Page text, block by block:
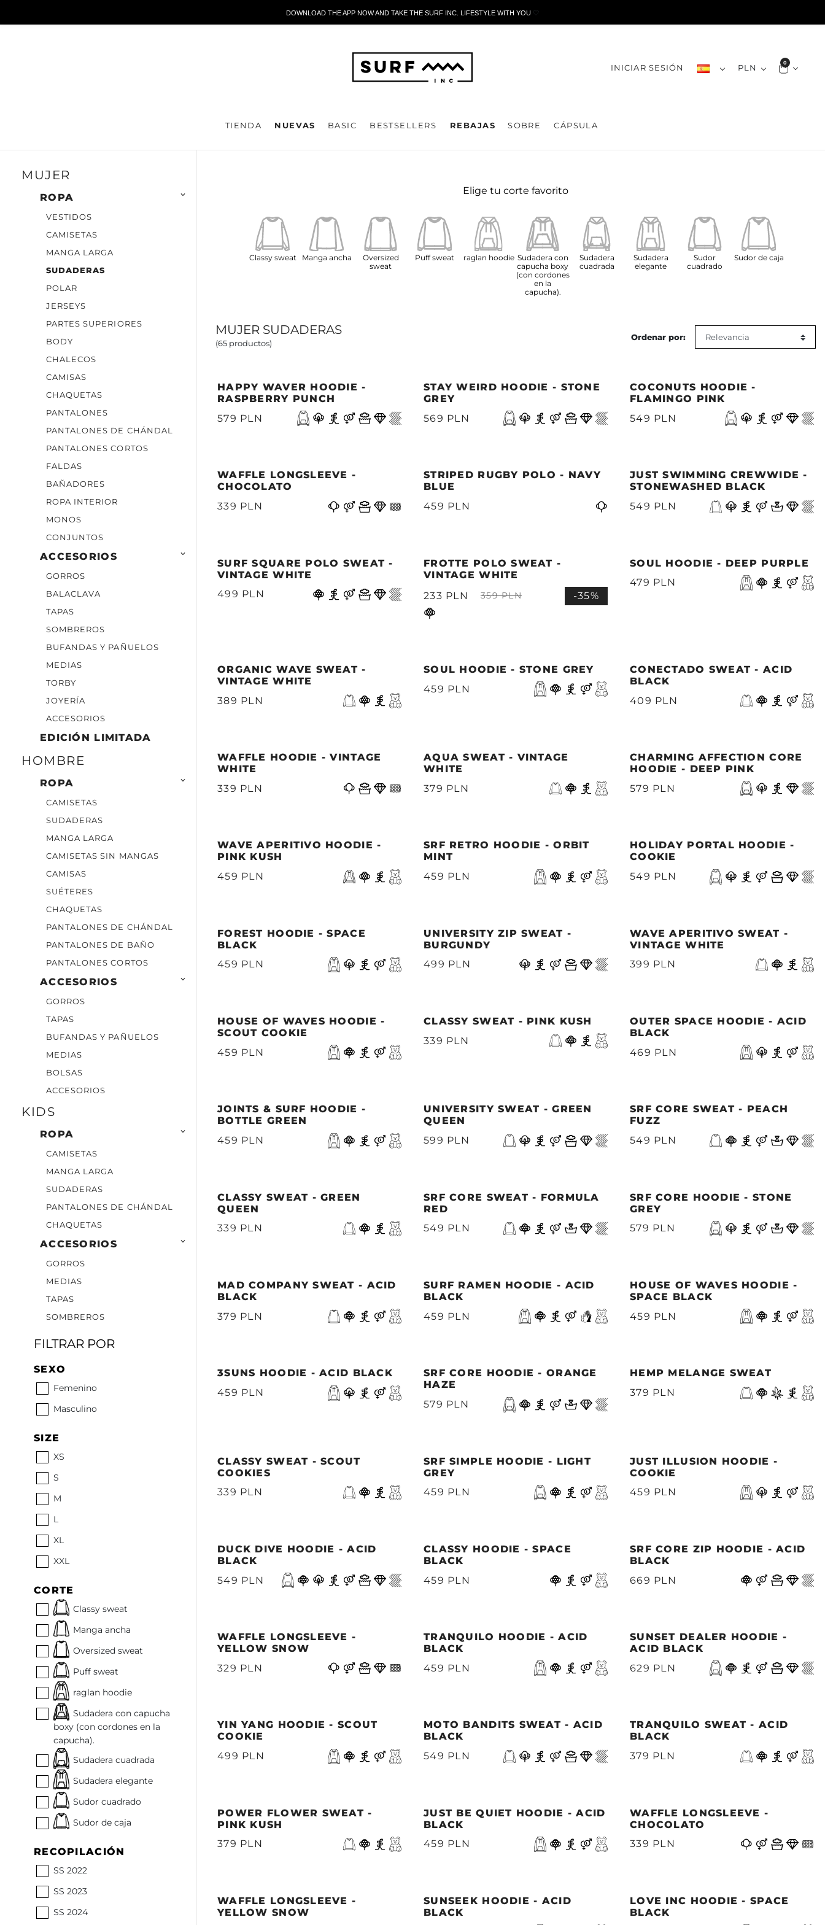
DOWNLOAD THE APP NOW AND TAKE THE SURF INC. LIFESTYLE WITH YOU🤍
INICIAR SESIÓN PLN 0
TIENDA NUEVAS BASIC BESTSELLERS REBAJAS SOBRE CÁPSULA
MUJER
ROPA 
VESTIDOS
CAMISETAS
MANGA LARGA
SUDADERAS
POLAR
JERSEYS
PARTES SUPERIORES
BODY
CHALECOS
CAMISAS
CHAQUETAS
PANTALONES
PANTALONES DE CHÁNDAL
PANTALONES CORTOS
FALDAS
BAÑADORES
ROPA INTERIOR
MONOS
CONJUNTOS
ACCESORIOS 
GORROS
BALACLAVA
TAPAS
SOMBREROS
BUFANDAS Y PAÑUELOS
MEDIAS
TORBY
JOYERÍA
ACCESORIOS
EDICIÓN LIMITADA
HOMBRE
ROPA 
CAMISETAS
SUDADERAS
MANGA LARGA
CAMISETAS SIN MANGAS
CAMISAS
SUÉTERES
CHAQUETAS
PANTALONES DE CHÁNDAL
PANTALONES DE BAÑO
PANTALONES CORTOS
ACCESORIOS 
GORROS
TAPAS
BUFANDAS Y PAÑUELOS
MEDIAS
BOLSAS
ACCESORIOS
KIDS
ROPA 
CAMISETAS
MANGA LARGA
SUDADERAS
PANTALONES DE CHÁNDAL
CHAQUETAS
ACCESORIOS 
GORROS
MEDIAS
TAPAS
SOMBREROS
FILTRAR POR
SEXO
Femenino
Masculino
SIZE
XS
S
M
L
XL
XXL
CORTE
Classy sweat
Manga ancha
Oversized sweat
Puff sweat
raglan hoodie
Sudadera con capucha
boxy (con cordones en la
capucha).
Sudadera cuadrada
Sudadera elegante
Sudor cuadrado
Sudor de caja
RECOPILACIÓN
SS 2022
SS 2023
SS 2024
Elige tu corte favorito
Classy sweat Manga ancha
Oversized
sweat
Puff sweat raglan hoodie Sudadera con
capucha boxy
(con cordones
en la
capucha).
Sudadera
cuadrada
Sudadera
elegante
Sudor
cuadrado
Sudor de caja
MUJER SUDADERAS
(65 productos)
Ordenar por:
HAPPY WAVER HOODIE -
RASPBERRY PUNCH
579 PLN
STAY WEIRD HOODIE - STONE
GREY
569 PLN
COCONUTS HOODIE -
FLAMINGO PINK
549 PLN
WAFFLE LONGSLEEVE -
CHOCOLATO
339 PLN
STRIPED RUGBY POLO - NAVY
BLUE
459 PLN
JUST SWIMMING CREWWIDE -
STONEWASHED BLACK
549 PLN
SURF SQUARE POLO SWEAT -
VINTAGE WHITE
499 PLN
FROTTE POLO SWEAT -
VINTAGE WHITE
233 PLN
359 PLN -35%
SOUL HOODIE - DEEP PURPLE
479 PLN
ORGANIC WAVE SWEAT -
VINTAGE WHITE
389 PLN
SOUL HOODIE - STONE GREY
459 PLN
CONECTADO SWEAT - ACID
BLACK
409 PLN
WAFFLE HOODIE - VINTAGE
WHITE
339 PLN
AQUA SWEAT - VINTAGE
WHITE
379 PLN
CHARMING AFFECTION CORE
HOODIE - DEEP PINK
579 PLN
WAVE APERITIVO HOODIE -
PINK KUSH
459 PLN
SRF RETRO HOODIE - ORBIT
MINT
459 PLN
HOLIDAY PORTAL HOODIE -
COOKIE
549 PLN
FOREST HOODIE - SPACE
BLACK
459 PLN
UNIVERSITY ZIP SWEAT -
BURGUNDY
499 PLN
WAVE APERITIVO SWEAT -
VINTAGE WHITE
399 PLN
HOUSE OF WAVES HOODIE -
SCOUT COOKIE
459 PLN
CLASSY SWEAT - PINK KUSH
339 PLN
OUTER SPACE HOODIE - ACID
BLACK
469 PLN
JOINTS & SURF HOODIE -
BOTTLE GREEN
459 PLN
UNIVERSITY SWEAT - GREEN
QUEEN
599 PLN
SRF CORE SWEAT - PEACH
FUZZ
549 PLN
CLASSY SWEAT - GREEN
QUEEN
339 PLN
SRF CORE SWEAT - FORMULA
RED
549 PLN
SRF CORE HOODIE - STONE
GREY
579 PLN
MAD COMPANY SWEAT - ACID
BLACK
379 PLN
SURF RAMEN HOODIE - ACID
BLACK
459 PLN
HOUSE OF WAVES HOODIE -
SPACE BLACK
459 PLN
3SUNS HOODIE - ACID BLACK
459 PLN
SRF CORE HOODIE - ORANGE
HAZE
579 PLN
HEMP MELANGE SWEAT
379 PLN
CLASSY SWEAT - SCOUT
COOKIES
339 PLN
SRF SIMPLE HOODIE - LIGHT
GREY
459 PLN
JUST ILLUSION HOODIE -
COOKIE
459 PLN
DUCK DIVE HOODIE - ACID
BLACK
549 PLN
CLASSY HOODIE - SPACE
BLACK
459 PLN
SRF CORE ZIP HOODIE - ACID
BLACK
669 PLN
WAFFLE LONGSLEEVE -
YELLOW SNOW
329 PLN
TRANQUILO HOODIE - ACID
BLACK
459 PLN
SUNSET DEALER HOODIE -
ACID BLACK
629 PLN
YIN YANG HOODIE - SCOUT
COOKIE
499 PLN
MOTO BANDITS SWEAT - ACID
BLACK
549 PLN
TRANQUILO SWEAT - ACID
BLACK
379 PLN
POWER FLOWER SWEAT -
PINK KUSH
379 PLN
JUST BE QUIET HOODIE - ACID
BLACK
459 PLN
WAFFLE LONGSLEEVE -
CHOCOLATO
339 PLN
WAFFLE LONGSLEEVE -
YELLOW SNOW
SUNSEEK HOODIE - ACID
BLACK
LOVE INC HOODIE - SPACE
BLACK